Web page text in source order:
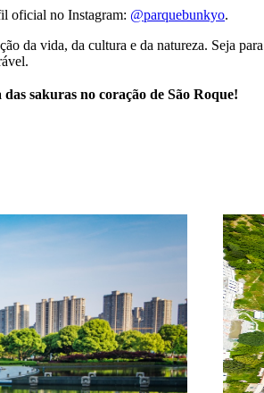
oficial no Instagram: @parquebunkyo.
da vida, da cultura e da natureza. Seja
sakuras no coração de São Roque!